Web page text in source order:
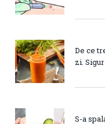
De ce
zi.
S-a